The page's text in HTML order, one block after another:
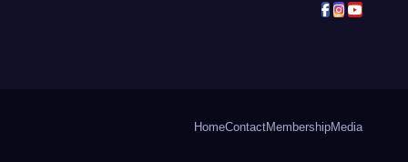
HomeContactMembershipMedia